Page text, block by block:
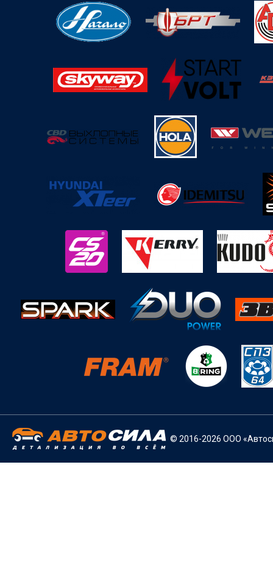
© 2016-2026 ООО